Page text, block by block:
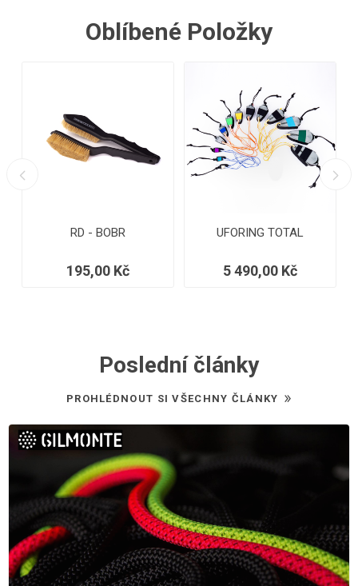
Oblíbené Položky
RD - BOBR
195,00 Kč
UFORING TOTAL
5 490,00 Kč
Poslední články
PROHLÉDNOUT SI VŠECHNY ČLÁNKY